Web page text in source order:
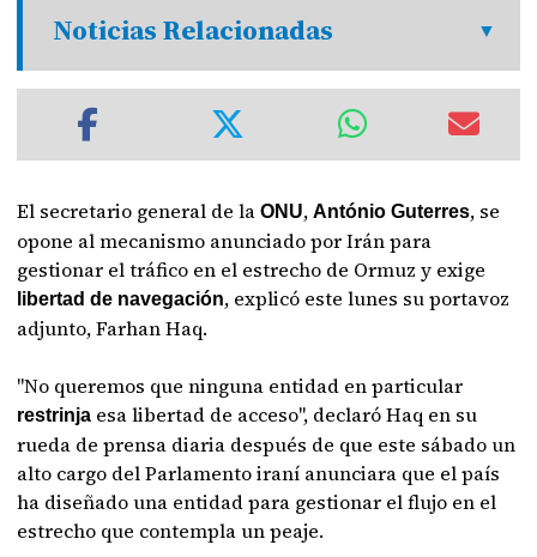
Noticias Relacionadas
El secretario general de la ONU,António Guterres, se
opone al mecanismo anunciado por Irán para
gestionar el tráfico en el estrecho de Ormuz y exige
libertad de navegación, explicó este lunes su portavoz
adjunto, Farhan Haq.
"No queremos que ninguna entidad en particular
restrinja esa libertad de acceso", declaró Haq en su
rueda de prensa diaria después de que este sábado un
alto cargo del Parlamento iraní anunciara que el país
ha diseñado una entidad para gestionar el flujo en el
estrecho que contempla un peaje.